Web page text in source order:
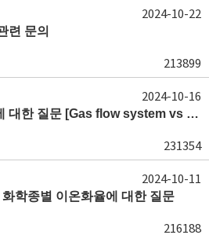
련 문의
213899
2024-10-22
Wafer 영역별 E/R 차이에 대한 질문 [Gas flow system vs E/R]
231354
2024-10-16
학종별 이온화율에 대한 질문
216188
2024-10-11